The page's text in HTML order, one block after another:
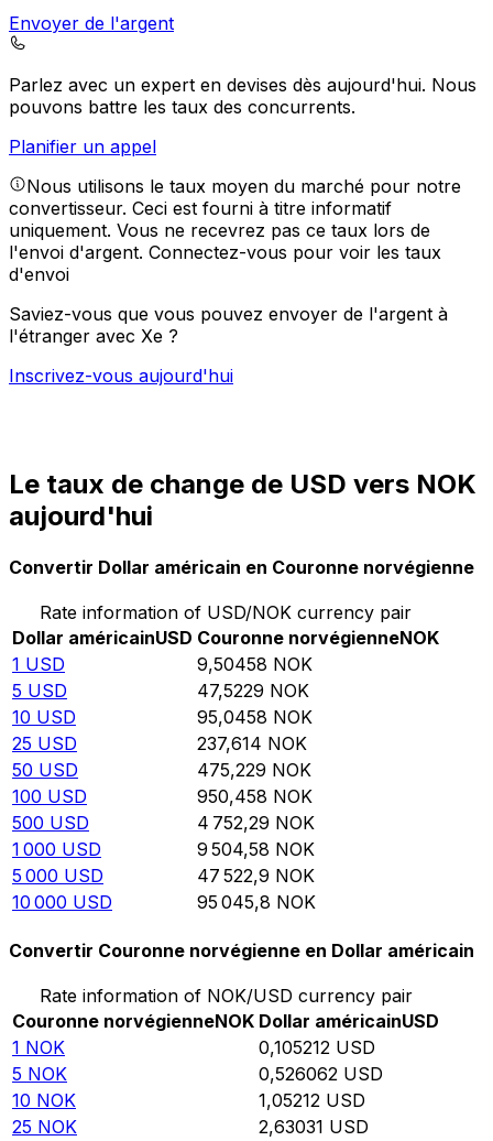
Envoyer de l'argent
Parlez avec un expert en devises dès aujourd'hui. Nous
pouvons battre les taux des concurrents.
Planifier un appel
Nous utilisons le taux moyen du marché pour notre
convertisseur. Ceci est fourni à titre informatif
uniquement. Vous ne recevrez pas ce taux lors de
l'envoi d'argent. Connectez-vous pour voir les taux
d'envoi
Saviez-vous que vous pouvez envoyer de l'argent à
l'étranger avec Xe ?
Inscrivez-vous aujourd'hui
Le taux de change de USD vers NOK
aujourd'hui
Convertir Dollar américain en Couronne norvégienne
Rate information of USD/NOK currency pair
Dollar américainUSD Couronne norvégienneNOK
1 USD 9,50458 NOK
5 USD 47,5229 NOK
10 USD 95,0458 NOK
25 USD 237,614 NOK
50 USD 475,229 NOK
100 USD 950,458 NOK
500 USD 4 752,29 NOK
1 000 USD 9 504,58 NOK
5 000 USD 47 522,9 NOK
10 000 USD 95 045,8 NOK
Convertir Couronne norvégienne en Dollar américain
Rate information of NOK/USD currency pair
Couronne norvégienneNOK Dollar américainUSD
1 NOK 0,105212 USD
5 NOK 0,526062 USD
10 NOK 1,05212 USD
25 NOK 2,63031 USD